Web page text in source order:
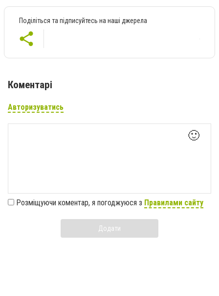
Поділіться та підписуйтесь на наші джерела
Коментарі
Авторизуватись
🙂
Розміщуючи коментар, я погоджуюся з Правилами сайту
Додати